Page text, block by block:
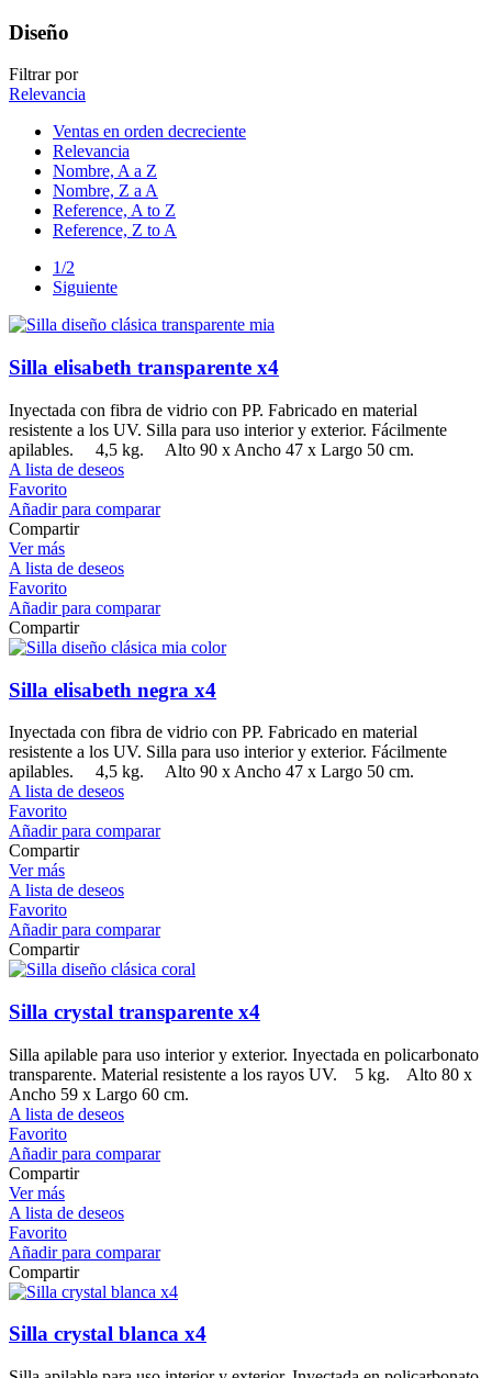
Diseño
Filtrar por
Relevancia
Ventas en orden decreciente
Relevancia
Nombre, A a Z
Nombre, Z a A
Reference, A to Z
Reference, Z to A
1/2
Siguiente
Silla elisabeth transparente x4
Inyectada con fibra de vidrio con PP. Fabricado en material
resistente a los UV. Silla para uso interior y exterior. Fácilmente
apilables. 4,5 kg. Alto 90 x Ancho 47 x Largo 50 cm.
A lista de deseos
Favorito
Añadir para comparar
Compartir
Ver más
A lista de deseos
Favorito
Añadir para comparar
Compartir
Silla elisabeth negra x4
Inyectada con fibra de vidrio con PP. Fabricado en material
resistente a los UV. Silla para uso interior y exterior. Fácilmente
apilables. 4,5 kg. Alto 90 x Ancho 47 x Largo 50 cm.
A lista de deseos
Favorito
Añadir para comparar
Compartir
Ver más
A lista de deseos
Favorito
Añadir para comparar
Compartir
Silla crystal transparente x4
Silla apilable para uso interior y exterior. Inyectada en policarbonato
transparente. Material resistente a los rayos UV. 5 kg. Alto 80 x
Ancho 59 x Largo 60 cm.
A lista de deseos
Favorito
Añadir para comparar
Compartir
Ver más
A lista de deseos
Favorito
Añadir para comparar
Compartir
Silla crystal blanca x4